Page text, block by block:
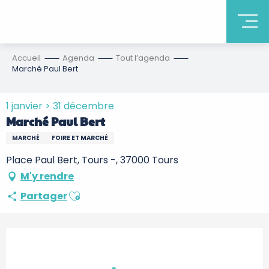
Accueil Agenda
Tout l’agenda
Marché Paul Bert
1 janvier > 31 décembre
Marché Paul Bert
MARCHÉ FOIRE ET MARCHÉ
Place Paul Bert, Tours -, 37000 Tours
M'y rendre
PartagerAjouter aux favoris